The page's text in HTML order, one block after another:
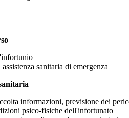
sanitaria di emergenza
informazioni, previsione dei
psico-fisiche dell'infortunato